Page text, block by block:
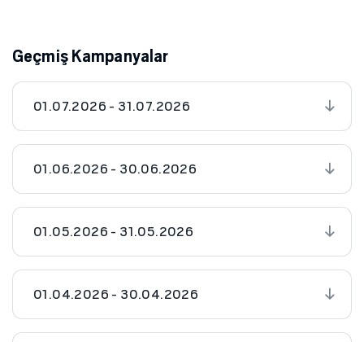
Geçmiş Kampanyalar
01.07.2026 - 31.07.2026
01.06.2026 - 30.06.2026
01.05.2026 - 31.05.2026
01.04.2026 - 30.04.2026